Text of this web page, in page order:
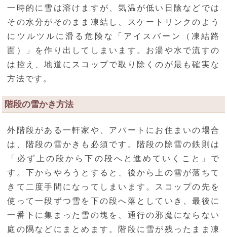
一時的に雪は溶けますが、気温が低い日陰などでは
その水分がそのまま凍結し、スケートリンクのよう
にツルツルに滑る危険な「アイスバーン（凍結路
面）」を作り出してしまいます。お湯や水で流すの
は控え、地道にスコップで取り除くのが最も確実な
方法です。
階段の雪かき方法
外階段がある一軒家や、アパートにお住まいの場合
は、階段の雪かきも必須です。階段の除雪の鉄則は
「必ず上の段から下の段へと進めていくこと」で
す。下からやろうとすると、後から上の雪が落ちて
きて二度手間になってしまいます。スコップの先を
使って一段ずつ雪を下の段へ落としていき、最後に
一番下に集まった雪の塊を、通行の邪魔にならない
庭の隅などにまとめます。階段に雪が残ったまま凍